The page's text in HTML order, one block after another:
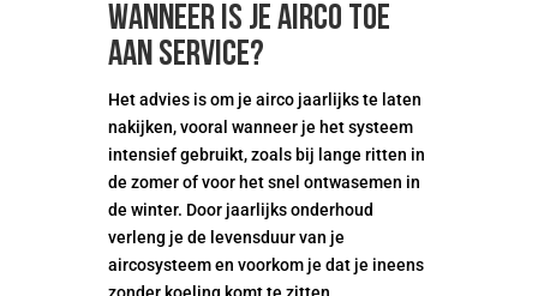
Wanneer is je airco toe
aan service?
Het advies is om je airco jaarlijks te laten
nakijken, vooral wanneer je het systeem
intensief gebruikt, zoals bij lange ritten in
de zomer of voor het snel ontwasemen in
de winter. Door jaarlijks onderhoud
verleng je de levensduur van je
aircosysteem en voorkom je dat je ineens